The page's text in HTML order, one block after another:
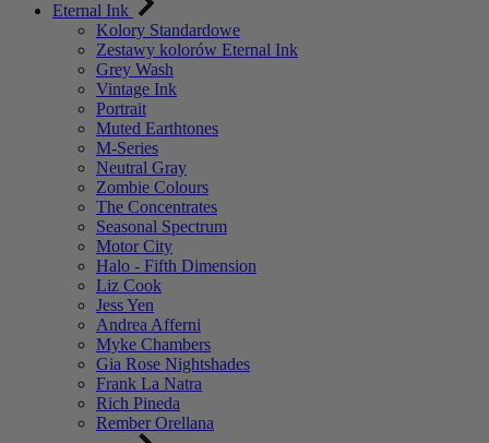
Eternal Ink
Kolory Standardowe
Zestawy kolorów Eternal Ink
Grey Wash
Vintage Ink
Portrait
Muted Earthtones
M-Series
Neutral Gray
Zombie Colours
The Concentrates
Seasonal Spectrum
Motor City
Halo - Fifth Dimension
Liz Cook
Jess Yen
Andrea Afferni
Myke Chambers
Gia Rose Nightshades
Frank La Natra
Rich Pineda
Rember Orellana